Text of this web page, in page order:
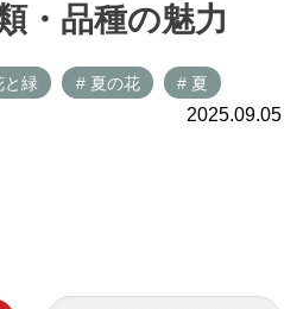
・品種の魅力
と緑 # 夏の花 # 夏
2025.09.05